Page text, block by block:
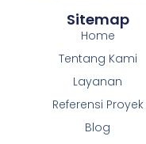
Sitemap
Home
Tentang Kami
Layanan
Referensi Proyek
Blog